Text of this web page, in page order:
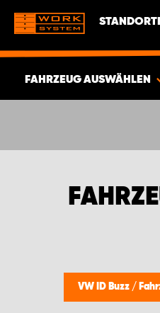
FAHRZEUG AUSWÄHLEN
VW ID Buzz /